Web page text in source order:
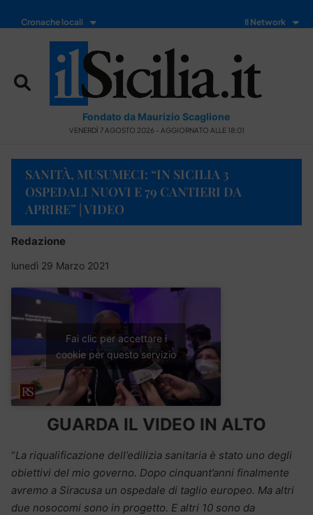
Cronache locali Il Network
Fondato da Maurizio Scaglione
VENERDÌ 7 AGOSTO 2026 - AGGIORNATO ALLE 18:01
SANITÀ, MUSUMECI: “IN SICILIA 3
OSPEDALI NUOVI E 79 CANTIERI DA
APRIRE” | VIDEO
Redazione
lunedì 29 Marzo 2021
Fai clic per accettare i
cookie per questo servizio
GUARDA IL VIDEO IN ALTO
“La riqualificazione dell’edilizia sanitaria è stato uno degli
obiettivi del mio governo. Dopo cinquant’anni finalmente
avremo a Siracusa un ospedale di taglio europeo. Ma altri
due nosocomi sono in progetto. E altri 10 sono da